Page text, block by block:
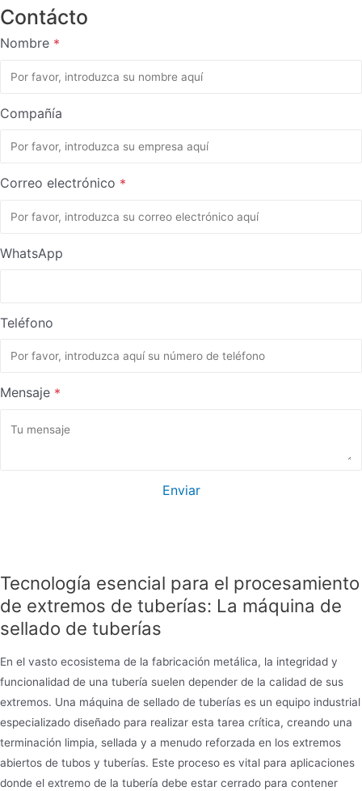
Contácto
Nombre *
Compañía
Correo electrónico *
WhatsApp
Teléfono
Mensaje *
Enviar
Tecnología esencial para el procesamiento
de extremos de tuberías: La máquina de
sellado de tuberías
En el vasto ecosistema de la fabricación metálica, la integridad y
funcionalidad de una tubería suelen depender de la calidad de sus
extremos. Una máquina de sellado de tuberías es un equipo industrial
especializado diseñado para realizar esta tarea crítica, creando una
terminación limpia, sellada y a menudo reforzada en los extremos
abiertos de tubos y tuberías. Este proceso es vital para aplicaciones
donde el extremo de la tubería debe estar cerrado para contener